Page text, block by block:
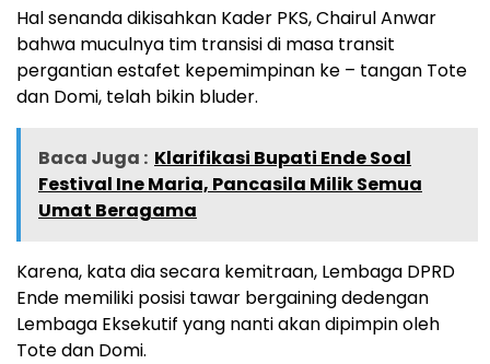
Hal senanda dikisahkan Kader PKS, Chairul Anwar
bahwa muculnya tim transisi di masa transit
pergantian estafet kepemimpinan ke – tangan Tote
dan Domi, telah bikin bluder.
Baca Juga : Klarifikasi Bupati Ende Soal
Festival Ine Maria, Pancasila Milik Semua
Umat Beragama
Karena, kata dia secara kemitraan, Lembaga DPRD
Ende memiliki posisi tawar bergaining dedengan
Lembaga Eksekutif yang nanti akan dipimpin oleh
Tote dan Domi.